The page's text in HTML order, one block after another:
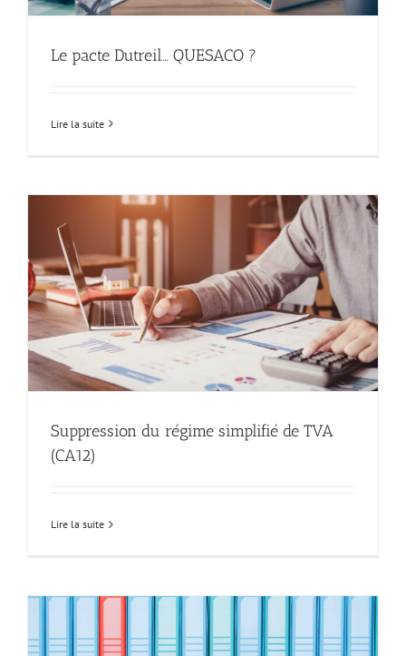
Le pacte Dutreil… QUESACO ?
Lire la suite
Suppression du régime simplifié de TVA
(CA12)
Lire la suite